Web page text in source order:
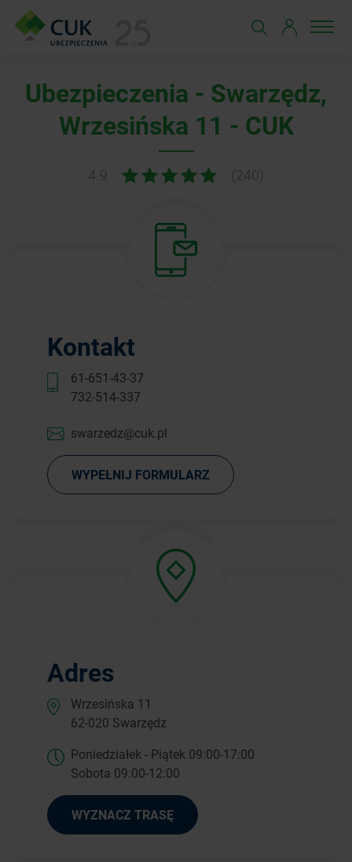
Ubezpieczenia - Swarzędz,
Wrzesińska 11 - CUK
Kontakt
61-651-43-37
732-514-337
swarzedz@cuk.pl
WYPEŁNIJ FORMULARZ
Adres
Wrzesińska 11
62-020 Swarzędz
Poniedziałek - Piątek 09:00-17:00
Sobota 09:00-12:00
WYZNACZ TRASĘ